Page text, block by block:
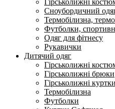
Гірськолижні
Сноубордичний
Термобілизна,
Футболки,
Одяг для фітнесу
Рукавички
Дитячий одяг
Гірськолижні
Гірськолижні брюки
Гірськолижні куртки
Термобілизна
Футболки